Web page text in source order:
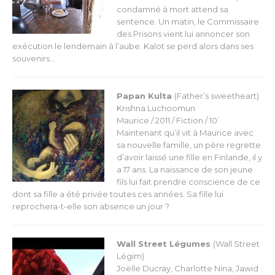
condamné à mort attend sa
sentence. Un matin, le Commissaire
des Prisons vient lui annoncer son
exécution le lendemain à l’aube. Kalot se perd alors dans ses
souvenirs…
Papan Kulta (Father’s sweetheart)
Krishna Luchoomun
Maurice / 2011 / Fiction / 10’
Maintenant qu’il vit à Maurice avec
sa nouvelle famille, un père regrette
d’avoir laissé une fille en Finlande, il y
a 17 ans. La naissance de son jeune
fils lui fait prendre conscience de ce
dont sa fille a été privée toutes ces années. Sa fille lui
reprochera-t-elle son absence un jour ?
Wall Street Légumes (Wall Street
Légim)
Joëlle Ducray, Charlotte Nina, Jawid